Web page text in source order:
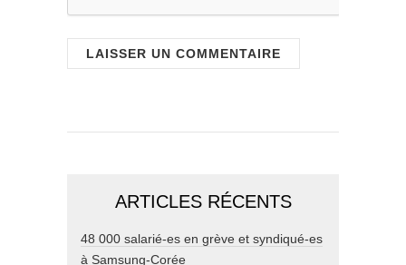
ARTICLES RÉCENTS
48 000 salarié-es en grève et syndiqué-es
à Samsung-Corée